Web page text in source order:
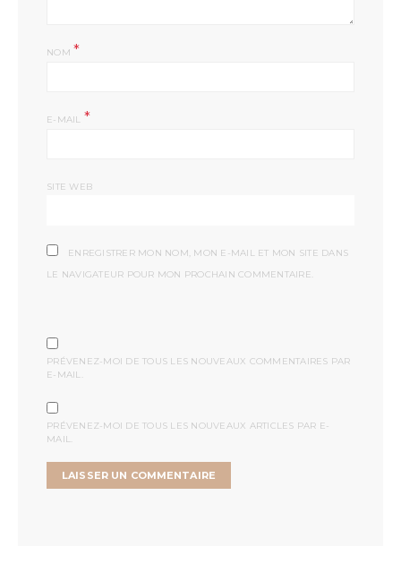
NOM *
E-MAIL *
SITE WEB
ENREGISTRER MON NOM, MON E-MAIL ET MON SITE DANS
LE NAVIGATEUR POUR MON PROCHAIN COMMENTAIRE.
PRÉVENEZ-MOI DE TOUS LES NOUVEAUX COMMENTAIRES PAR
E-MAIL.
PRÉVENEZ-MOI DE TOUS LES NOUVEAUX ARTICLES PAR E-
MAIL.